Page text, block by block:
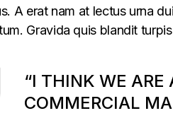
A erat nam at lectus urna
Gravida quis blandit
“I THINK WE ARE
COMMERCIAL